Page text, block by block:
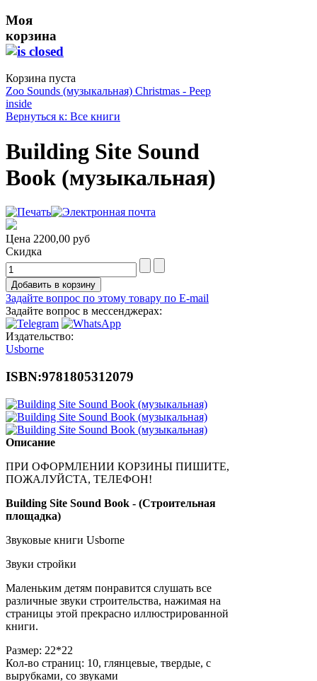
Моя
корзина
Корзина пуста
Zoo Sounds (музыкальная) Christmas - Peep
inside
Вернуться к: Все книги
Building Site Sound
Book (музыкальная)
Цена 2200,00 руб
Скидка
Задайте вопрос по этому товару по E-mail
Задайте вопрос в мессенджерах:
Издательство:
Usborne
ISBN:9781805312079
Описание
ПРИ ОФОРМЛЕНИИ КОРЗИНЫ ПИШИТЕ,
ПОЖАЛУЙСТА, ТЕЛЕФОН!
Building Site Sound Book - (Строительная
площадка)
Звуковые книги Usborne
Звуки стройки
Маленьким детям понравится слушать все
различные звуки строительства, нажимая на
страницы этой прекрасно иллюстрированной
книги.
Размер: 22*22
Кол-во страниц: 10, глянцевые, твердые, с
вырубками, со звуками